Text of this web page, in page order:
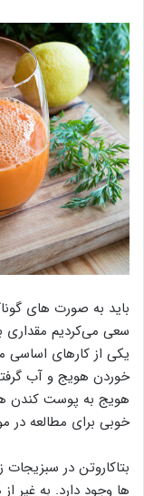
باید به صورت های
سعی می‌کردیم مقداری
یکی از کارهای اساسی
خوردن هویج و آب
هویج به پوست کندن
خوبی برای مطالعه
بتاکاروتن در
ها وجود دارد. به غیر